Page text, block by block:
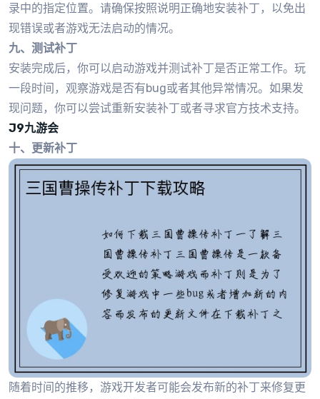
录中的指定位置。请确保按照说明正确地安装补丁，以免出
现错误或者游戏无法启动的情况。
九、测试补丁
安装完成后，你可以启动游戏并测试补丁是否正常工作。玩
一段时间，观察游戏是否有bug或者其他异常情况。如果发
现问题，你可以尝试重新安装补丁或者寻求官方技术支持。
J9九游会
十、更新补丁
随着时间的推移，游戏开发者可能会发布新的补丁来修复更